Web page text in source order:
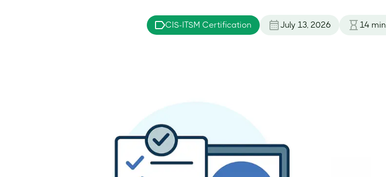
CIS-ITSM Certification July 13, 2026 14